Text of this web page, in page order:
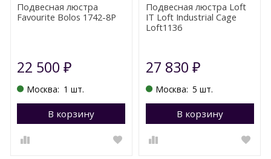
Подвесная люстра
Favourite Bolos 1742-8P
22 500₽
Москва: 1 шт.
В корзину Перейти в корзину
Подвесная люстра Loft
IT Loft Industrial Cage
Loft1136
27 830 ₽
Москва: 5 шт.
В корзину